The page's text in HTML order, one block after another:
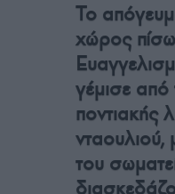
Το
χώρος
γέμισε από
ποντιακής
νταουλιού,
του